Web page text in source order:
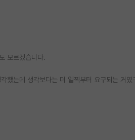
모르겠습니다.
했는데 생각보다는 더 일찍부터 요구되는 거였